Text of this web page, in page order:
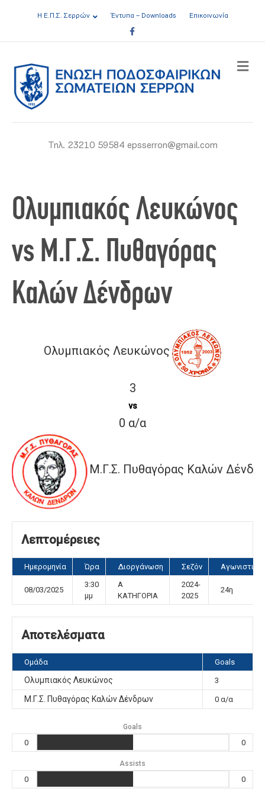
Η Ε.Π.Σ. Σερρών Έντυπα – Downloads
Επικοινωνία
Facebook
Τηλ. 23210 59584 epsserron@gmail.com
Ολυμπιακός Λευκώνος
vs Μ.Γ.Σ. Πυθαγόρας
Καλών Δένδρων
Ολυμπιακός Λευκώνος
3
vs
0 α/α
Μ.Γ.Σ. Πυθαγόρας Καλών
Λεπτομέρειες
Ημερομηνία Ώρα Διοργάνωση Σεζόν Αγωνιστική
08/03/2025
3:30
μμ
Α
ΚΑΤΗΓΟΡΙΑ
2024-
2025
24η
Αποτελέσματα
Ομάδα Goals
Ολυμπιακός Λευκώνος 3
Μ.Γ.Σ. Πυθαγόρας Καλών Δένδρων 0 α/α
Goals
0 0
Assists
0 0